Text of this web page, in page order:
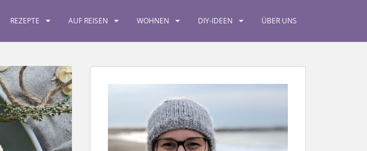
REZEPTE AUF REISEN WOHNEN DIY-IDEEN ÜBER UNS